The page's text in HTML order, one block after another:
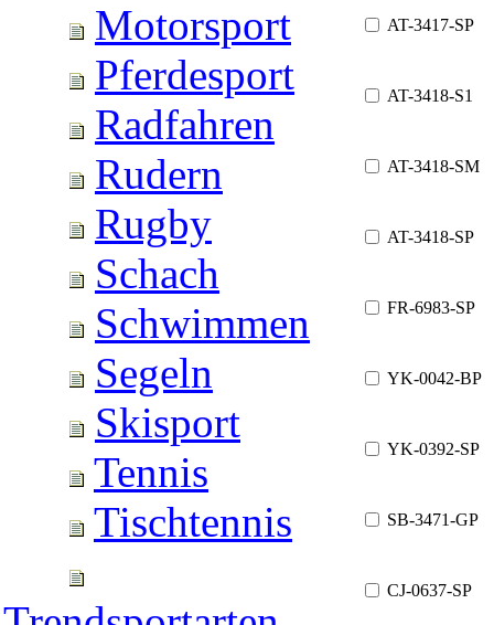
Motorsport
Pferdesport
Radfahren
Rudern
Rugby
Schach
Schwimmen
Segeln
Skisport
Tennis
Tischtennis
AT-3417-SP
AT-3418-S1
AT-3418-SM
AT-3418-SP
FR-6983-SP
YK-0042-BP
YK-0392-SP
SB-3471-GP
CJ-0637-SP